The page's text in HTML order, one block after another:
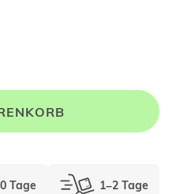
Tage 1–2 Tage